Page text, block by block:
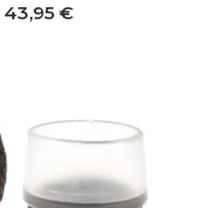
43,95 €